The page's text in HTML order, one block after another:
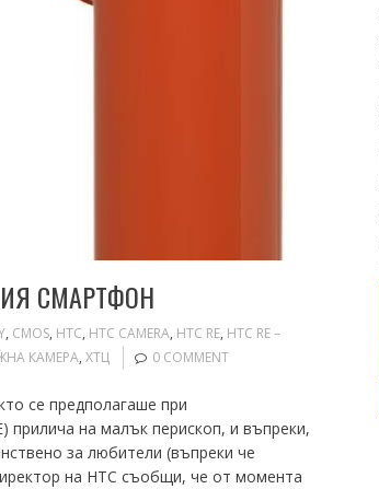
СМАРТФОН
, CMOS, HTC, HTC CAMERA, HTC RE, HTC RE –
КАМЕРА, ХТЦ 0 COMMENT
се предполагаше при
прилича на малък перископ, и въпреки,
за любители (въпреки че
на HTC съобщи, че от момента